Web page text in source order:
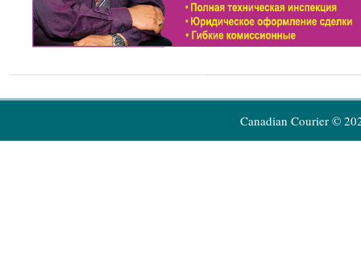
Canadian Courier ©